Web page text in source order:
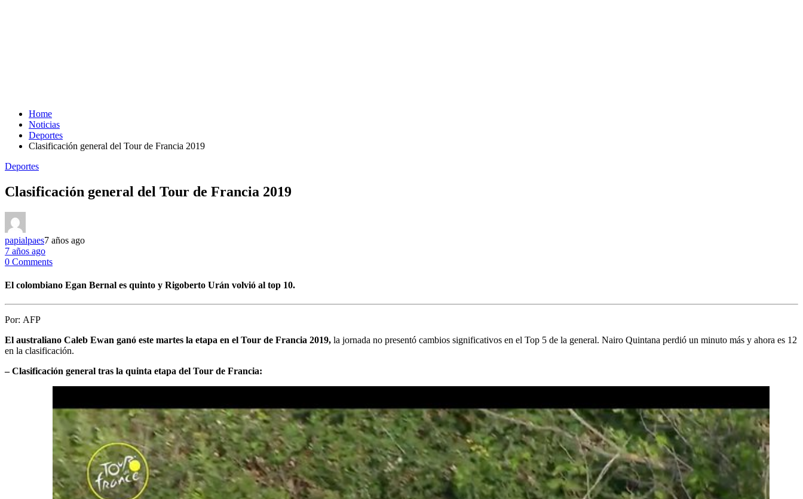
Home
Noticias
Deportes
Clasificación general del Tour de Francia 2019
Deportes
Clasificación general del Tour de Francia 2019
papialpaes7 años ago
7 años ago
0 Comments
El colombiano Egan Bernal es quinto y Rigoberto Urán volvió al top 10.
Por: AFP
El australiano Caleb Ewan ganó este martes la etapa en el Tour de Francia 2019, la jornada no presentó cambios significativos en el Top 5 de la general. Nairo Quintana perdió un minuto más y ahora es 12
en la clasificación.
– Clasificación general tras la quinta etapa del Tour de Francia: